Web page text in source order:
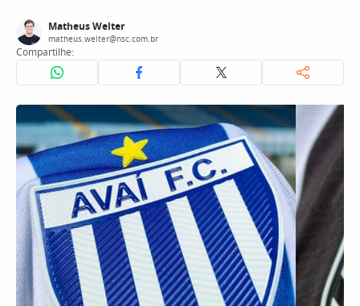
Matheus Welter
matheus.welter@nsc.com.br
Compartilhe: